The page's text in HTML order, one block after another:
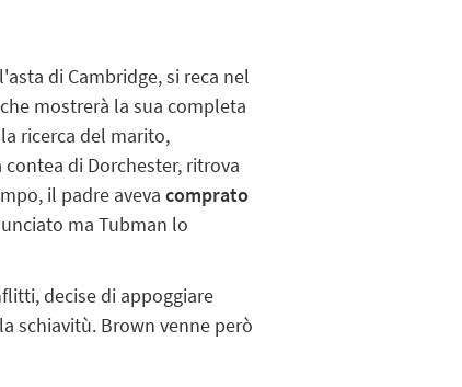
di Cambridge, si reca nel
mostrerà la sua completa
ricerca del marito,
di Dorchester, ritrova
il padre aveva comprato
ma Tubman lo
decise di appoggiare
schiavitù. Brown venne però